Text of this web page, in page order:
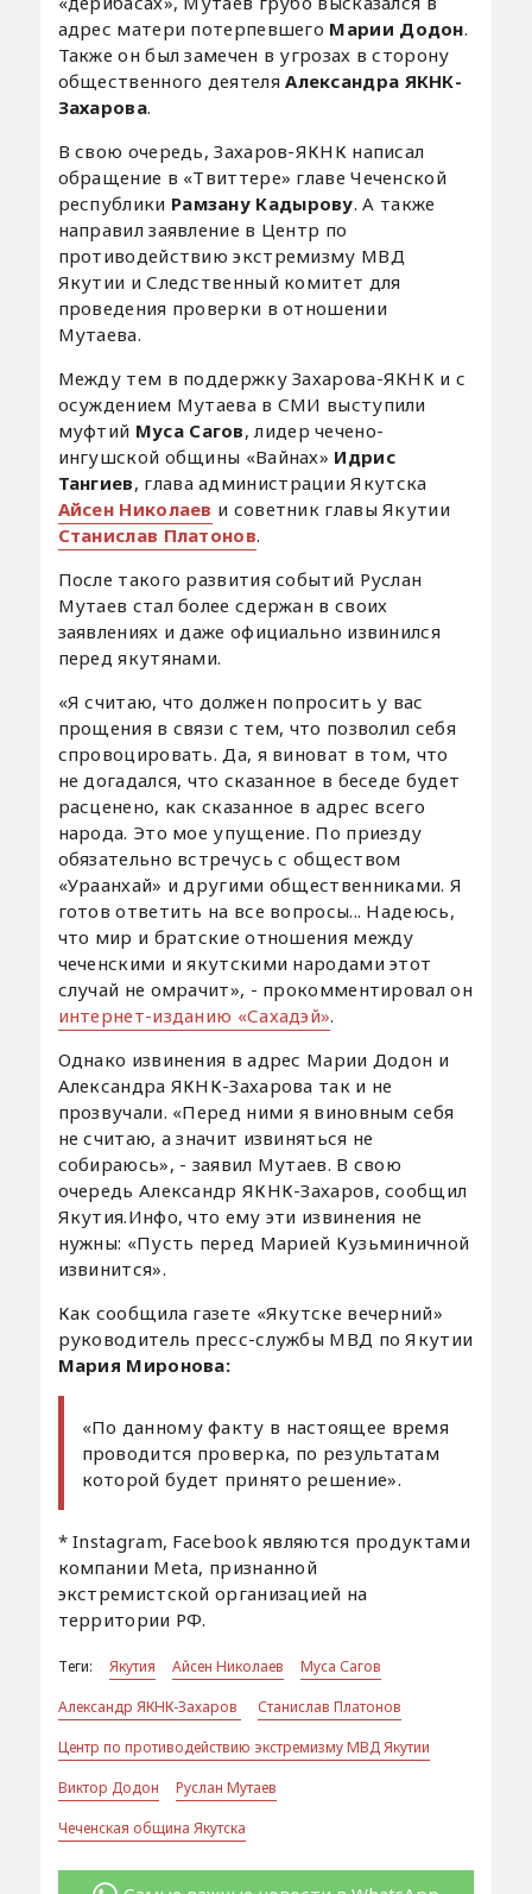
адрес матери потерпевшего Марии Додон.
Также он был замечен в угрозах в сторону
общественного деятеляАлександра ЯКНК-
Захарова.
В свою очередь, Захаров-ЯКНК написал
обращение в «Твиттере» главе Чеченской
республики Рамзану Кадырову. А также
направил заявление в Центр по
противодействию экстремизму МВД
Якутии и Следственный комитет для
проведения проверки в отношении
Мутаева.
Между тем в поддержку Захарова-ЯКНК и с
осуждением Мутаева в СМИ выступили
муфтий Муса Сагов, лидер чечено-
ингушской общины «Вайнах» Идрис
Тангиев, глава администрации Якутска
Айсен Николаев и советник главы Якутии
Станислав Платонов.
После такого развития событий Руслан
Мутаев стал более сдержан в своих
заявлениях и даже официально извинился
перед якутянами.
«Я считаю, что должен попросить у вас
прощения в связи с тем, что позволил себя
спровоцировать. Да, я виноват в том, что
не догадался, что сказанное в беседе будет
расценено, как сказанное в адрес всего
народа. Это мое упущение. По приезду
обязательно встречусь с обществом
«Ураанхай» и другими общественниками. Я
готов ответить на все вопросы... Надеюсь,
что мир и братские отношения между
чеченскими и якутскими народами этот
случай не омрачит», - прокомментировал он
интернет-изданию «Сахадэй».
Однако извинения в адрес Марии Додон и
Александра ЯКНК-Захарова так и не
прозвучали. «Перед ними я виновным себя
не считаю, а значит извиняться не
собираюсь», - заявил Мутаев. В свою
очередь Александр ЯКНК-Захаров, сообщил
Якутия.Инфо, что ему эти извинения не
нужны: «Пусть перед Марией Кузьминичной
извинится».
Как сообщила газете «Якутске вечерний»
руководитель пресс-службы МВД по Якутии
Мария Миронова:
«По данному факту в настоящее время
проводится проверка, по результатам
которой будет принято решение».
* Instagram, Facebook являются продуктами
компании Meta, признанной
экстремистской организацией на
территории РФ.
Теги: Якутия Айсен Николаев
Муса Сагов
Александр ЯКНК-Захаров
Станислав Платонов
Центр по противодействию экстремизму МВД Якутии
Виктор Додон
Руслан Мутаев
Чеченская община Якутска